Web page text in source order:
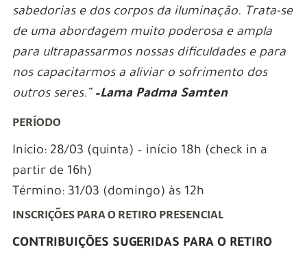
sabedorias e dos corpos da iluminação. Trata-se
de uma abordagem muito poderosa e ampla
para ultrapassarmos nossas dificuldades e para
nos capacitarmos a aliviar o sofrimento dos
outros seres.” –Lama Padma Samten
PERÍODO
Início: 28/03 (quinta) – início 18h (check in a
partir de 16h)
Término: 31/03 (domingo) às 12h
INSCRIÇÕES PARA O RETIRO PRESENCIAL
CONTRIBUIÇÕES SUGERIDAS PARA O RETIRO